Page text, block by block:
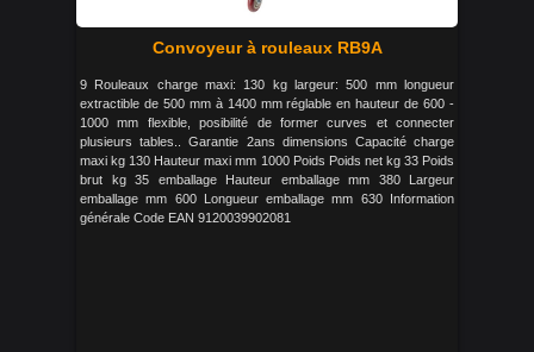
Convoyeur à rouleaux RB9A
9 Rouleaux charge maxi: 130 kg largeur: 500 mm longueur
extractible de 500 mm à 1400 mm réglable en hauteur de 600 -
1000 mm flexible, posibilité de former curves et connecter
plusieurs tables.. Garantie 2ans dimensions Capacité charge
maxi kg 130 Hauteur maxi mm 1000 Poids Poids net kg 33 Poids
brut kg 35 emballage Hauteur emballage mm 380 Largeur
emballage mm 600 Longueur emballage mm 630 Information
générale Code EAN 9120039902081